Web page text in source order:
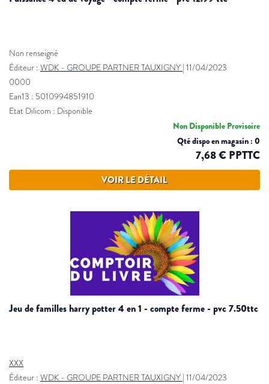
Non renseigné
Éditeur : WDK - GROUPE PARTNER TAUXIGNY | 11/04/2023
0000
Ean13 : 5010994851910
Etat Dilicom : Disponible
Non Disponible Provisoire
Qté dispo en magasin : 0
7,68 € PPTTC
VOIR LE DÉTAIL
jeu de familles harry potter 4 en 1 - compte ferme - pvc 7.50ttc
XXX
Éditeur : WDK - GROUPE PARTNER TAUXIGNY | 11/04/2023